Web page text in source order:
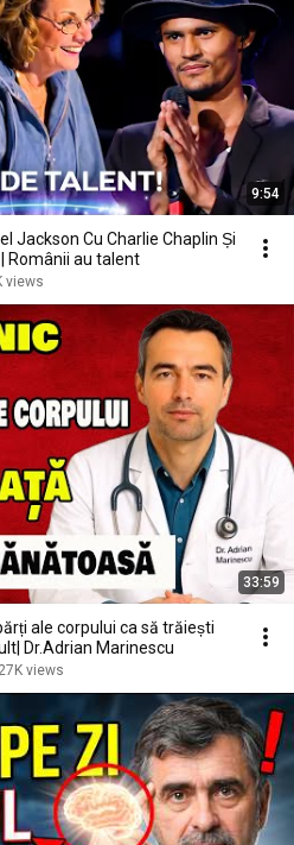
9:54
Jackson Cu Charlie Chaplin Și
Românii au talent
views
33:59
ale corpului ca să trăiești
Dr.Adrian Marinescu
views